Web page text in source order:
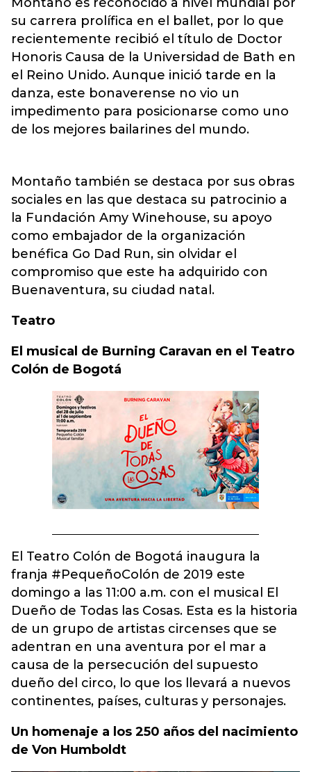
su carrera prolífica en el ballet, por lo que
recientemente recibió el título de Doctor
Honoris Causa de la Universidad de Bath en
el Reino Unido. Aunque inició tarde en la
danza, este bonaverense no vio un
impedimento para posicionarse como uno
de los mejores bailarines del mundo.
Montaño también se destaca por sus obras
sociales en las que destaca su patrocinio a
la Fundación Amy Winehouse, su apoyo
como embajador de la organización
benéfica Go Dad Run, sin olvidar el
compromiso que este ha adquirido con
Buenaventura, su ciudad natal.
Teatro
El musical de Burning Caravan en el Teatro
Colón de Bogotá
El Teatro Colón de Bogotá inaugura la
franja #PequeñoColón de 2019 este
domingo a las 11:00 a.m. con el musical El
Dueño de Todas las Cosas. Esta es la historia
de un grupo de artistas circenses que se
adentran en una aventura por el mar a
causa de la persecución del supuesto
dueño del circo, lo que los llevará a nuevos
continentes, países, culturas y personajes.
Un homenaje a los 250 años del nacimiento
de Von Humboldt